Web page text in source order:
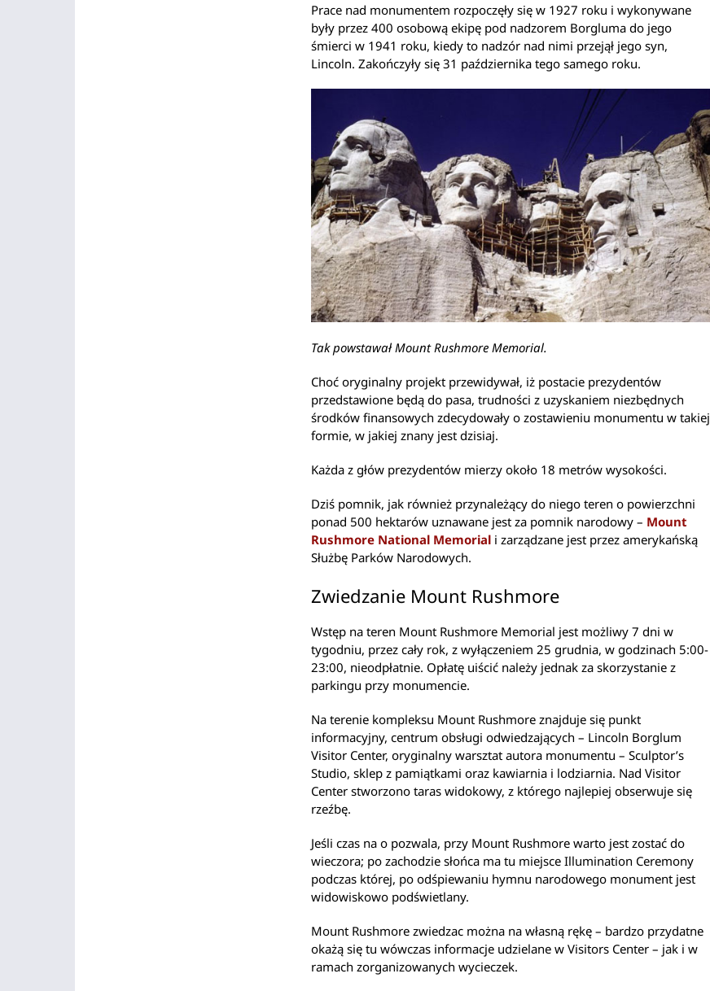
Prace nad monumentem rozpoczęły się w 1927 roku i wykonywane
były przez 400 osobową ekipę pod nadzorem Borgluma do jego
śmierci w 1941 roku, kiedy to nadzór nad nimi przejął jego syn,
Lincoln. Zakończyły się 31 października tego samego roku.
Tak powstawał Mount Rushmore Memorial.
Choć oryginalny projekt przewidywał, iż postacie prezydentów
przedstawione będą do pasa, trudności z uzyskaniem niezbędnych
środków finansowych zdecydowały o zostawieniu monumentu w takiej
formie, w jakiej znany jest dzisiaj.
Każda z głów prezydentów mierzy około 18 metrów wysokości.
Dziś pomnik, jak również przynależący do niego teren o powierzchni
ponad 500 hektarów uznawane jest za pomnik narodowy – Mount
Rushmore National Memorial i zarządzane jest przez amerykańską
Służbę Parków Narodowych.
Zwiedzanie Mount Rushmore
Wstęp na teren Mount Rushmore Memorial jest możliwy 7 dni w
tygodniu, przez cały rok, z wyłączeniem 25 grudnia, w godzinach 5:00-
23:00, nieodpłatnie. Opłatę uiścić należy jednak za skorzystanie z
parkingu przy monumencie.
Na terenie kompleksu Mount Rushmore znajduje się punkt
informacyjny, centrum obsługi odwiedzających – Lincoln Borglum
Visitor Center, oryginalny warsztat autora monumentu – Sculptor’s
Studio, sklep z pamiątkami oraz kawiarnia i lodziarnia. Nad Visitor
Center stworzono taras widokowy, z którego najlepiej obserwuje się
rzeźbę.
Jeśli czas na o pozwala, przy Mount Rushmore warto jest zostać do
wieczora; po zachodzie słońca ma tu miejsce Illumination Ceremony
podczas której, po odśpiewaniu hymnu narodowego monument jest
widowiskowo podświetlany.
Mount Rushmore zwiedzac można na własną rękę – bardzo przydatne
okażą się tu wówczas informacje udzielane w Visitors Center – jak i w
ramach zorganizowanych wycieczek.